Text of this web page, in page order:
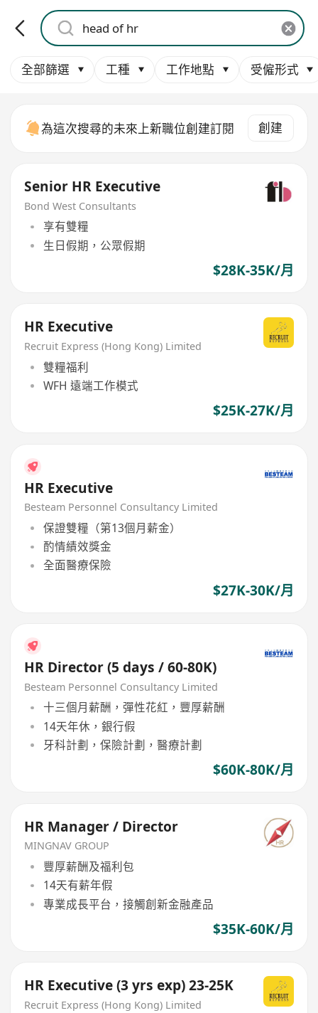
全部篩選 工種 工作地點 受僱形式
為這次搜尋的未來上新職位創建訂閱 創建
Senior HR Executive
Bond West Consultants
享有雙糧
生日假期，公眾假期
$28K-35K/月
HR Executive
Recruit Express (Hong Kong) Limited
雙糧福利
WFH 遠端工作模式
$25K-27K/月
HR Executive
Besteam Personnel Consultancy Limited
保證雙糧（第13個月薪金）
酌情績效獎金
全面醫療保險
$27K-30K/月
HR Director (5 days / 60-80K)
Besteam Personnel Consultancy Limited
十三個月薪酬，彈性花紅，豐厚薪酬
14天年休，銀行假
牙科計劃，保險計劃，醫療計劃
$60K-80K/月
HR Manager / Director
MINGNAV GROUP
豐厚薪酬及福利包
14天有薪年假
專業成長平台，接觸創新金融產品
$35K-60K/月
HR Executive (3 yrs exp) 23-25K
Recruit Express (Hong Kong) Limited